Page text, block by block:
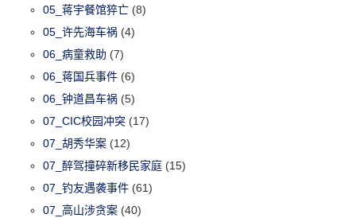
05_蒋宇餐馆猝亡 (8)
05_许先海车祸 (4)
06_病童救助 (7)
06_蒋国兵事件 (6)
06_钟道昌车祸 (5)
07_CIC校园冲突 (17)
07_胡秀华案 (12)
07_醉驾撞碎新移民家庭 (15)
07_钓友遇袭事件 (61)
07_高山涉贪案 (40)